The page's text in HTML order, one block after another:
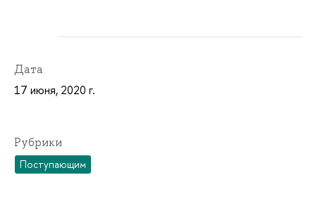
Дата
17 июня, 2020 г.
Рубрики
Поступающим